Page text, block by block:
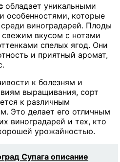
обладает уникальными
особенностями, которые
виноградарей. Плоды
свежим вкусом с нотами
спелых ягод. Они
и приятный аромат,
к болезням и
выращивания, сорт
к различным
Это делает его отличным
виноградарей и тех, кто
урожайностью.
Супага описание